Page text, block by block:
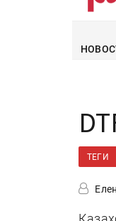
ТЕГИ